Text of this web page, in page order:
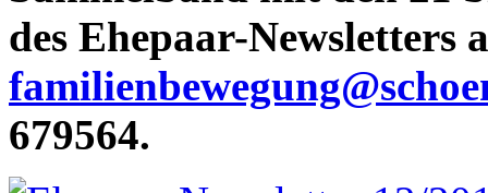
des Ehepaar-Newsletters
679564.